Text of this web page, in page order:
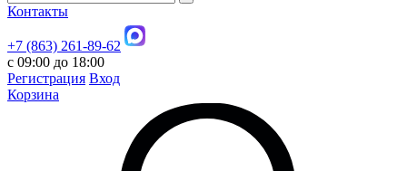
Контакты
+7 (863) 261-89-62
с 09:00 до 18:00
Регистрация Вход
Корзина